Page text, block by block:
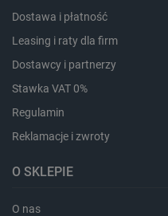
Dostawa i płatność
Leasing i raty dla firm
Dostawcy i partnerzy
Stawka VAT 0%
Regulamin
Reklamacje i zwroty
O SKLEPIE
O nas